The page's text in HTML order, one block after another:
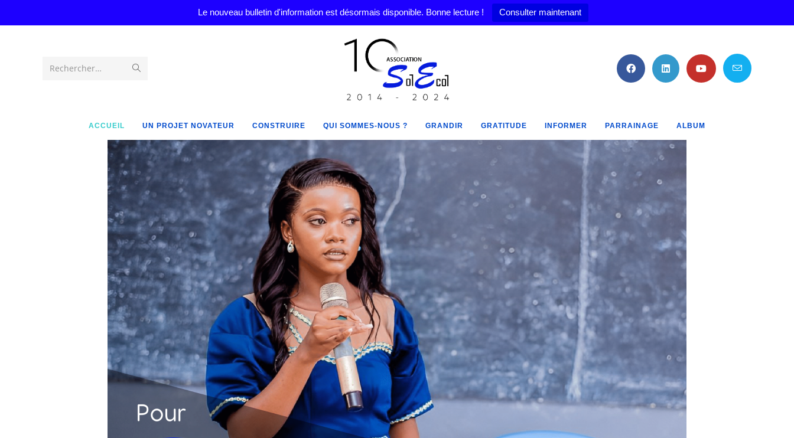
Le nouveau bulletin d'information est désormais disponible. Bonne lecture ! Consulter maintenant
Rechercher…
ACCUEIL UN PROJET NOVATEUR CONSTRUIRE QUI SOMMES-NOUS ? GRANDIR GRATITUDE INFORMER PARRAINAGE ALBUM